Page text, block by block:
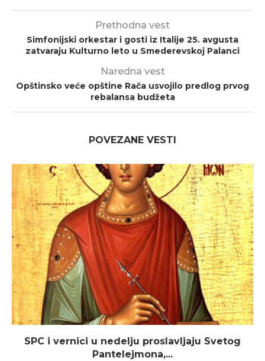
Prethodna vest
Simfonijski orkestar i gosti iz Italije 25. avgusta
zatvaraju Kulturno leto u Smederevskoj Palanci
Naredna vest
Opštinsko veće opštine Rača usvojilo predlog prvog
rebalansa budžeta
POVEZANE VESTI
SPC i vernici u nedelju proslavljaju Svetog
Pantelejmona,...